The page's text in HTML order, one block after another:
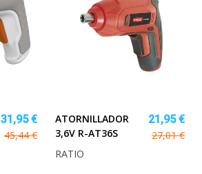
31,95 €
45,44 €
ATORNILLADOR
3,6V R-AT36S
21,95 €
27,01 €
RATIO